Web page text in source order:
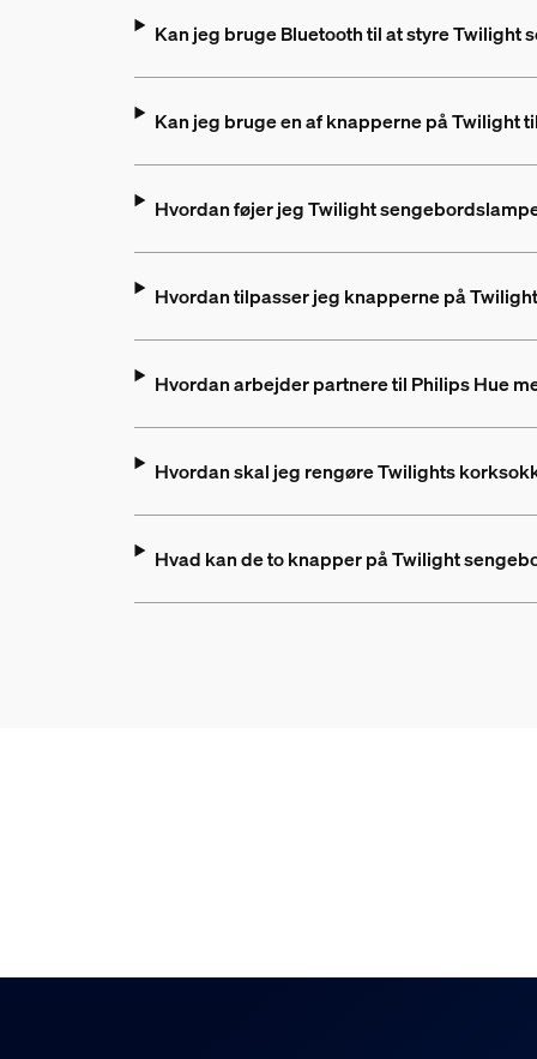
Kan jeg bruge Bluetooth til at styre Twilight
Kan jeg bruge en af knapperne på Twilight
Hvordan føjer jeg Twilight
Hvordan tilpasser jeg knapperne på
Hvordan arbejder partnere til Philips Hue
Hvordan skal jeg rengøre Twilights
Hvad kan de to knapper på Twilight